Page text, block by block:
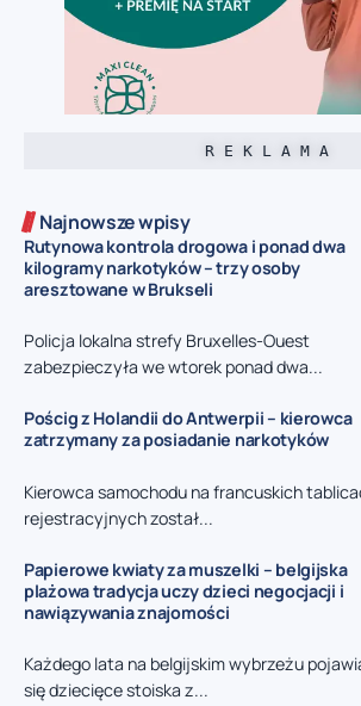
R E K L A M A
Najnowsze wpisy
Rutynowa kontrola drogowa i ponad dwa
kilogramy narkotyków – trzy osoby
aresztowane w Brukseli
Policja lokalna strefy Bruxelles-Ouest
zabezpieczyła we wtorek ponad dwa...
Pościg z Holandii do Antwerpii – kierowca
zatrzymany za posiadanie narkotyków
Kierowca samochodu na francuskich
rejestracyjnych został...
Papierowe kwiaty za muszelki – belgijska
plażowa tradycja uczy dzieci negocjacji i
nawiązywania znajomości
Każdego lata na belgijskim wybrzeżu
się dziecięce stoiska z...